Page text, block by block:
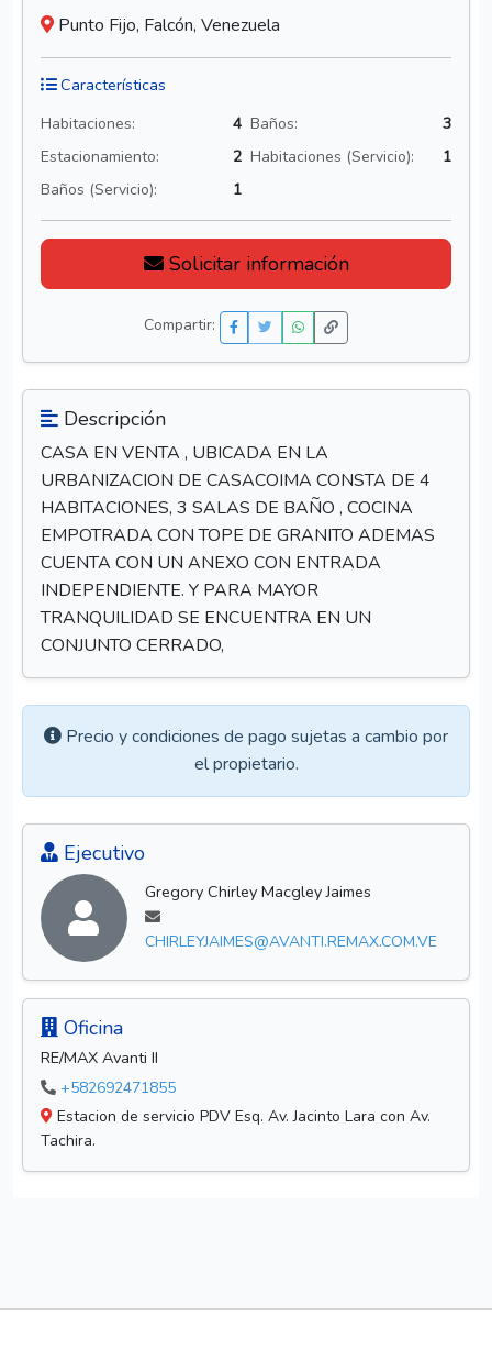
Punto Fijo, Falcón, Venezuela
Características
Habitaciones: 4 Baños:
3
Estacionamiento:
2 Habitaciones (Servicio):
1
Baños (Servicio):
1
Solicitar información
Compartir:
Descripción
CASA EN VENTA , UBICADA EN LA
URBANIZACION DE CASACOIMA CONSTA DE 4
HABITACIONES, 3 SALAS DE BAÑO , COCINA
EMPOTRADA CON TOPE DE GRANITO ADEMAS
CUENTA CON UN ANEXO CON ENTRADA
INDEPENDIENTE. Y PARA MAYOR
TRANQUILIDAD SE ENCUENTRA EN UN
CONJUNTO CERRADO,
Precio y condiciones de pago sujetas a cambio por
el propietario.
Ejecutivo
Gregory Chirley Macgley Jaimes
CHIRLEYJAIMES@AVANTI.REMAX.COM.VE
Oficina
RE/MAX Avanti II
+582692471855
Estacion de servicio PDV Esq. Av. Jacinto Lara con Av.
Tachira.